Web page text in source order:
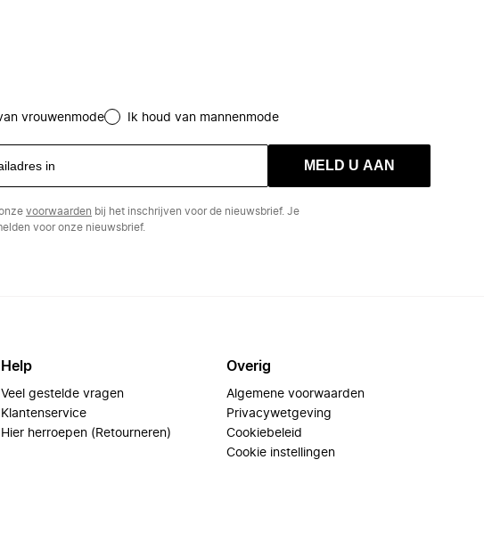
vrouwenmode Ik houd van mannenmode
MELD U AAN
voorwaarden bij het inschrijven voor de nieuwsbrief. Je
voor onze nieuwsbrief.
Help
Veel gestelde vragen
Klantenservice
Hier herroepen (Retourneren)
Overig
Algemene voorwaarden
Privacywetgeving
Cookiebeleid
Cookie instellingen